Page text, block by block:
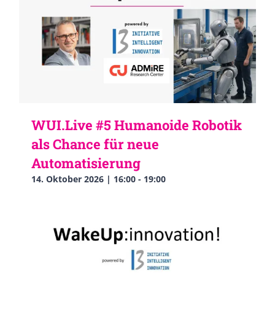
WUI.Live #5 Humanoide Robotik
als Chance für neue
Automatisierung
14. Oktober 2026 | 16:00 - 19:00